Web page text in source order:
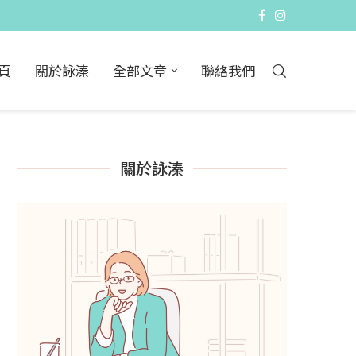
關於詠溱 全部文章 聯絡我們
關於詠溱